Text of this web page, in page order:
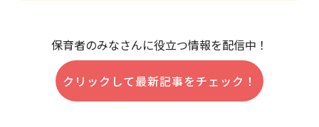
保育者のみなさんに役立つ情報を配信中！
クリックして最新記事をチェック！